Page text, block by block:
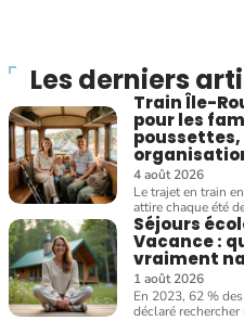
Les derniers
Train Île-
pour les
4 août 2026
Le trajet en train
attire chaque été
Séjours
Vacance :
vraiment
1 août 2026
En 2023, 62 %
déclaré